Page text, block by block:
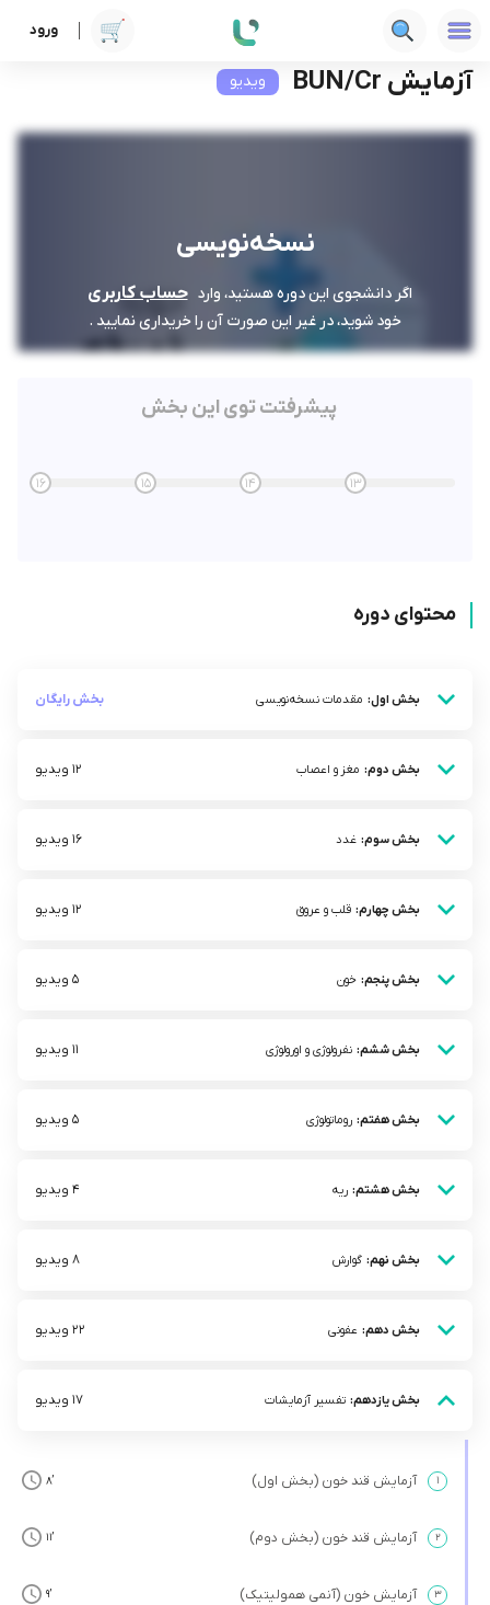
ورود دوره ها علوم پزشکی آزمایش BUN/Cr
آزمایش BUN/Cr ویدیو
نسخه‌نویسی
اگر دانشجوی این دوره هستید، وارد حساب کاربری
خود شوید، در غیر این صورت آن را خریداری نمایید .
پیشرفتت توی این بخش
13
14
15
16
محتوای دوره
بخش اول: مقدمات نسخه‌نویسی بخش رایگان
بخش دوم: مغز و اعصاب 12 ویدیو
بخش سوم: غدد 16 ویدیو
بخش چهارم: قلب و عروق 12 ویدیو
بخش پنجم: خون 5 ویدیو
بخش ششم: نفرولوژی و اورولوژی 11 ویدیو
بخش هفتم: روماتولوژی 5 ویدیو
بخش هشتم: ریه 4 ویدیو
بخش نهم: گوارش 8 ویدیو
بخش دهم: عفونی 22 ویدیو
بخش یازدهم: تفسیر آزمایشات 17 ویدیو
۱ آزمایش قند خون (بخش اول) ’8
۲ آزمایش قند خون (بخش دوم) ’11
۳ آزمایش خون (آنمی همولیتیک) ’9